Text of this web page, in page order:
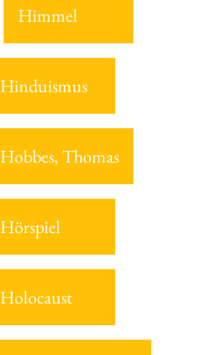
Himmel
Hinduismus
Hobbes, Thomas
Hörspiel
Holocaust